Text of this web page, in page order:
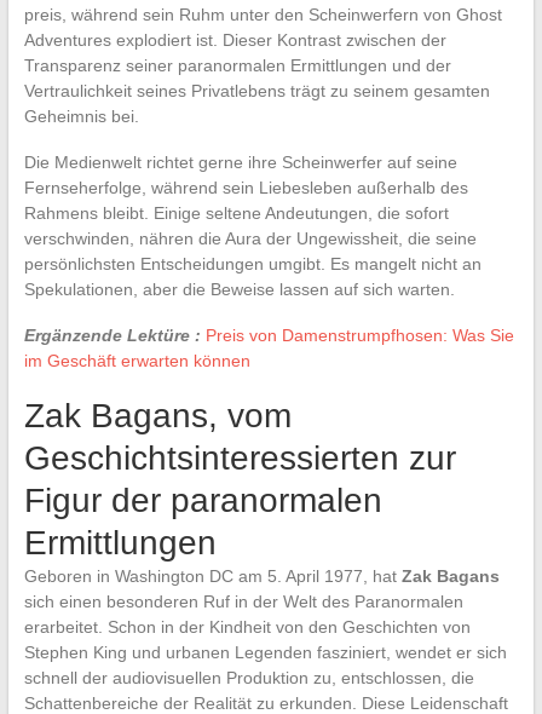
preis, während sein Ruhm unter den Scheinwerfern von Ghost
Adventures explodiert ist. Dieser Kontrast zwischen der
Transparenz seiner paranormalen Ermittlungen und der
Vertraulichkeit seines Privatlebens trägt zu seinem gesamten
Geheimnis bei.
Die Medienwelt richtet gerne ihre Scheinwerfer auf seine
Fernseherfolge, während sein Liebesleben außerhalb des
Rahmens bleibt. Einige seltene Andeutungen, die sofort
verschwinden, nähren die Aura der Ungewissheit, die seine
persönlichsten Entscheidungen umgibt. Es mangelt nicht an
Spekulationen, aber die Beweise lassen auf sich warten.
Ergänzende Lektüre : Preis von Damenstrumpfhosen: Was Sie
im Geschäft erwarten können
Zak Bagans, vom
Geschichtsinteressierten zur
Figur der paranormalen
Ermittlungen
Geboren in Washington DC am 5. April 1977, hat Zak Bagans
sich einen besonderen Ruf in der Welt des Paranormalen
erarbeitet. Schon in der Kindheit von den Geschichten von
Stephen King und urbanen Legenden fasziniert, wendet er sich
schnell der audiovisuellen Produktion zu, entschlossen, die
Schattenbereiche der Realität zu erkunden. Diese Leidenschaft